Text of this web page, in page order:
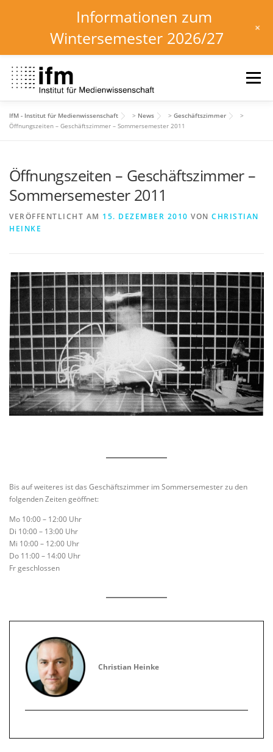
Inhalt
springen
Menü
HOME NEWS KALENDER STUDIUM
INSTITUT FORSCHUNG DOWNLOADS
IfM - Institut für Medienwissenschaft > News > Geschäftszimmer
>
Öffnungszeiten – Geschäftszimmer – Sommersemester 2011
Öffnungszeiten – Geschäftszimmer –
Sommersemester 2011
VERÖFFENTLICHT AM 15. DEZEMBER 2010 VON CHRISTIAN
HEINKE
Bis auf weiteres ist das Geschäftszimmer im Sommersemester zu den
folgenden Zeiten geöffnet:
Mo 10:00 – 12:00 Uhr
Di 10:00 – 13:00 Uhr
Mi 10:00 – 12:00 Uhr
Do 11:00 – 14:00 Uhr
Fr geschlossen
Christian Heinke
Informationen zum
Wintersemester 2026/27
+